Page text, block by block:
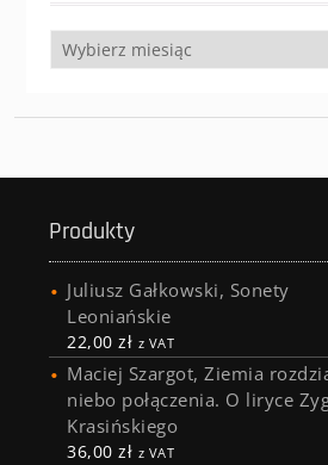
Archiwa
Produkty
Juliusz Gałkowski, Sonety
Leoniańskie
22,00zł z VAT
Maciej Szargot, Ziemia
niebo połączenia. O liryce
Krasińskiego
36,00zł z VAT